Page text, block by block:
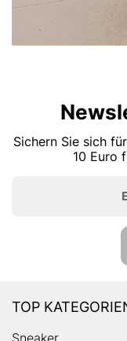
Sichern Sie sich
10 Euro
TOP